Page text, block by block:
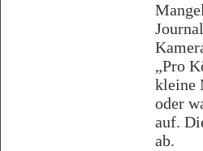
„Pro
kleine
oder
auf.
ab.